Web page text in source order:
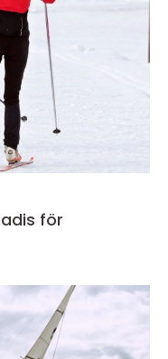
för